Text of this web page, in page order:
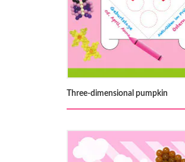
Three-dimensional pumpkin